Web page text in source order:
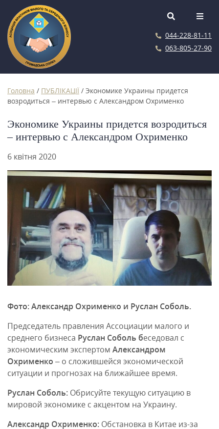
044-228-81-11
063-805-27-90
Головна / ПУБЛІКАЦІЇ / Экономике Украины придется
возродиться – интервью с Александром Охрименко
Экономике Украины придется возродиться
– интервью с Александром Охрименко
6 квітня 2020
Фото: Александр Охрименко и Руслан Соболь.
Председатель правления Ассоциации малого и
среднего бизнеса Руслан Соболь беседовал с
экономическим экспертом Александром
Охрименко – о сложившейся экономической
ситуации и прогнозах на ближайшее время.
Руслан Соболь: Обрисуйте текущую ситуацию в
мировой экономике с акцентом на Украину.
Александр Охрименко: Обстановка в Китае из-за